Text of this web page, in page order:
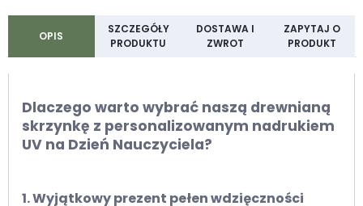
OPIS
SZCZEGÓŁY
PRODUKTU
DOSTAWA I
ZWROT
ZAPYTAJ O
PRODUKT
Dlaczego warto wybrać naszą drewnianą
skrzynkę z personalizowanym nadrukiem
UV na Dzień Nauczyciela?
1. Wyjątkowy prezent pełen wdzięczności